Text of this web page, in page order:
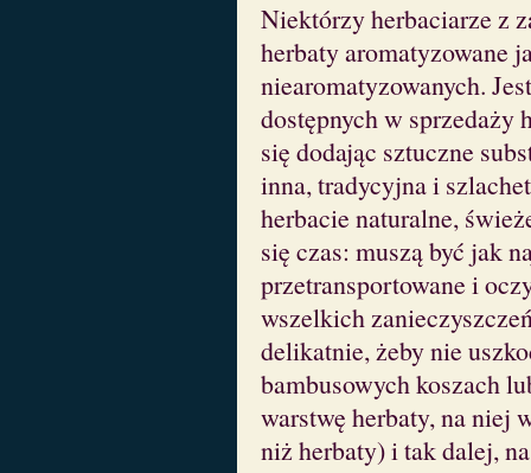
Niektórzy herbaciarze z
herbaty aromatyzowane
niearomatyzowanych.
dostępnych w sprzedaży
się dodając sztuczne
inna, tradycyjna i
herbacie naturalne,
się czas: muszą być jak
przetransportowane i
wszelkich
delikatnie, żeby nie
bambusowych koszach
warstwę herbaty, na niej
niż herbaty) i tak dalej,